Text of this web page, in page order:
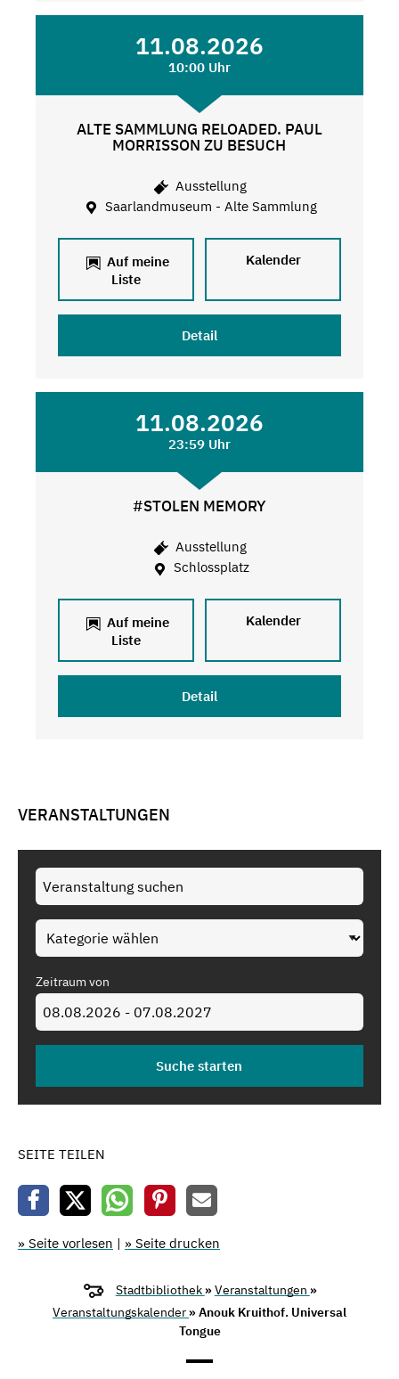
11.08.2026
10:00 Uhr
ALTE SAMMLUNG RELOADED. PAUL
MORRISSON ZU BESUCH
Ausstellung
Saarlandmuseum - Alte Sammlung
Auf meine
Liste
Kalender
Detail
11.08.2026
23:59 Uhr
#STOLEN MEMORY
Ausstellung
Schlossplatz
Auf meine
Liste
Kalender
Detail
VERANSTALTUNGEN
Zeitraum von
SEITE TEILEN
» Seite vorlesen | » Seite drucken
Stadtbibliothek »Veranstaltungen »
Veranstaltungskalender » Anouk Kruithof. Universal
Tongue